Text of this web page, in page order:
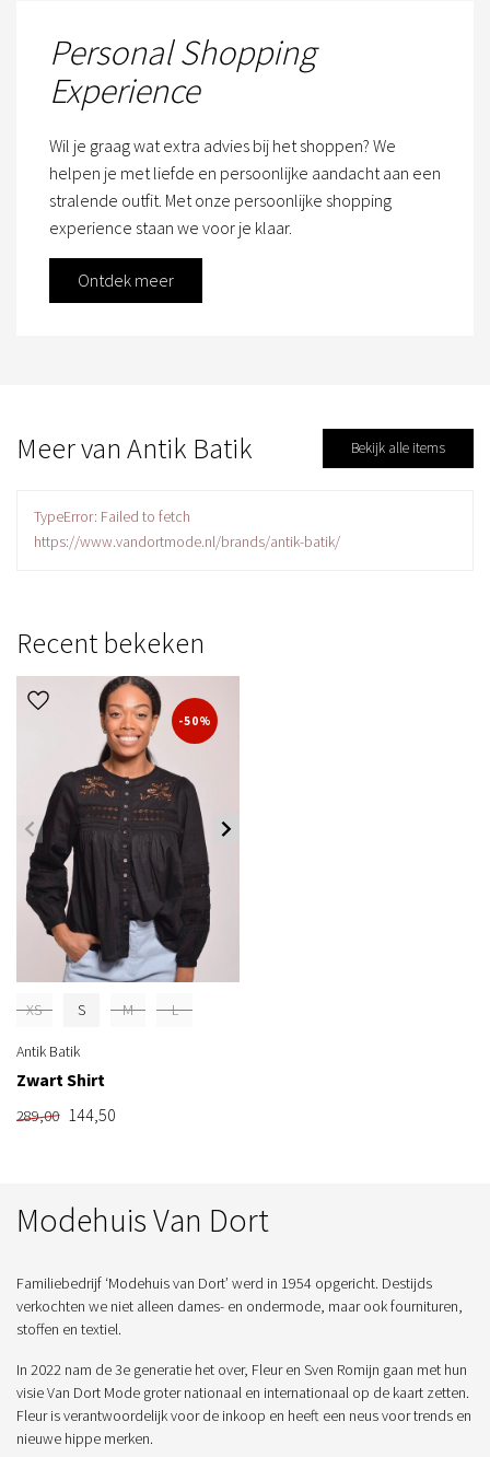
Personal Shopping
Experience
Wil je graag wat extra advies bij het shoppen? We
helpen je met liefde en persoonlijke aandacht aan een
stralende outfit. Met onze persoonlijke shopping
experience staan we voor je klaar.
Ontdek meer
Meer van Antik Batik Bekijk alle items
TypeError: Failed to fetch
https://www.vandortmode.nl/brands/antik-batik/
Recent bekeken
-50%
XS S M L
Antik Batik
Zwart Shirt
289,00 144,50
Modehuis Van Dort
Familiebedrijf ‘Modehuis van Dort’ werd in 1954 opgericht. Destijds
verkochten we niet alleen dames- en ondermode, maar ook fournituren,
stoffen en textiel.
In 2022 nam de 3e generatie het over, Fleur en Sven Romijn gaan met hun
visie Van Dort Mode groter nationaal en internationaal op de kaart zetten.
Fleur is verantwoordelijk voor de inkoop en heeft een neus voor trends en
nieuwe hippe merken.